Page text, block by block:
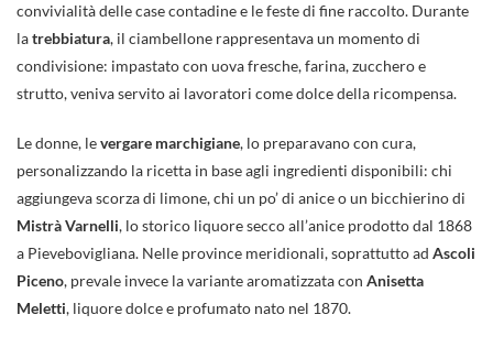
convivialità delle case contadine e le feste di fine raccolto. Durante
latrebbiatura, il ciambellone rappresentava un momento di
condivisione: impastato con uova fresche, farina, zucchero e
strutto, veniva servito ai lavoratori come dolce della ricompensa.
Le donne, levergare marchigiane, lo preparavano con cura,
personalizzando la ricetta in base agli ingredienti disponibili: chi
aggiungeva scorza di limone, chi un po’ di anice o un bicchierino di
Mistrà Varnelli, lo storico liquore secco all’anice prodotto dal 1868
a Pievebovigliana. Nelle province meridionali, soprattutto ad Ascoli
Piceno, prevale invece la variante aromatizzata con Anisetta
Meletti, liquore dolce e profumato nato nel 1870.